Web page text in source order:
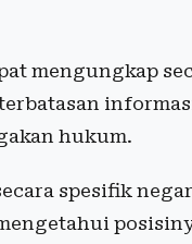
mengungkap
hukum.
spesifik